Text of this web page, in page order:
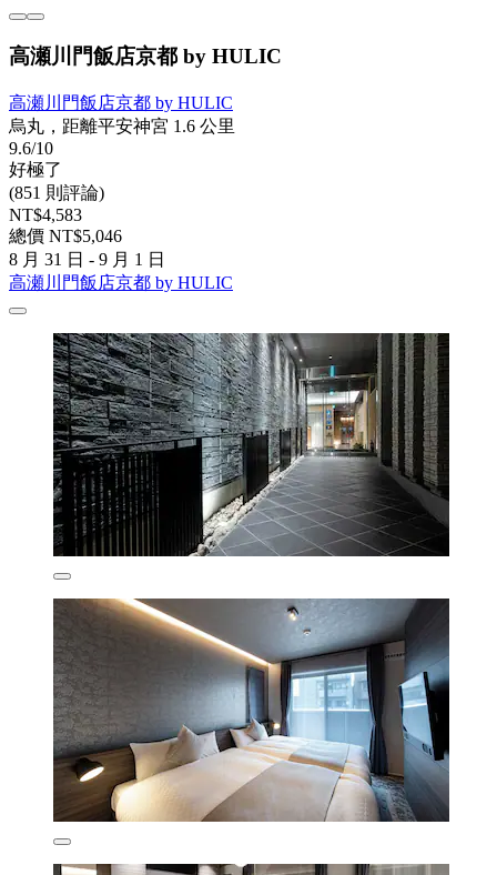
高瀬川門飯店京都 by HULIC
高瀬川門飯店京都 by HULIC
烏丸，距離平安神宮 1.6 公里
9.6/10
好極了
(851 則評論)
NT$4,583
總價 NT$5,046
8 月 31 日 - 9 月 1 日
高瀬川門飯店京都 by HULIC